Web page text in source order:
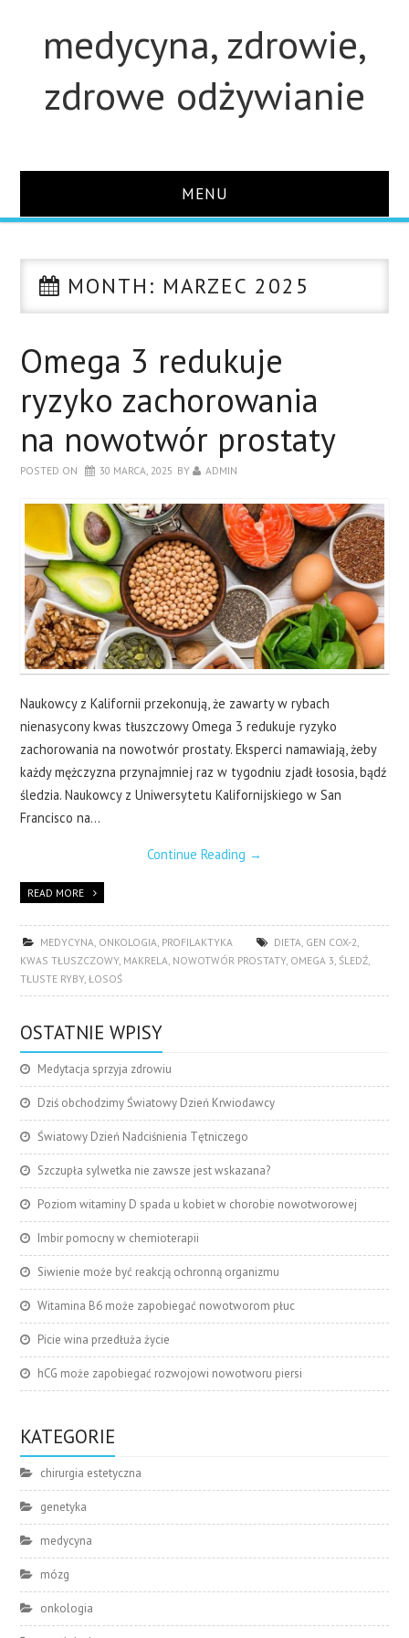
medycyna, zdrowie,
zdrowe odżywianie
MENU
STUDIA
KONTAKT
MONTH: MARZEC 2025
Omega 3 redukuje
ryzyko zachorowania
na nowotwór prostaty
POSTED ON 30 MARCA, 2025 BY ADMIN
Naukowcy z Kalifornii przekonują, że zawarty w rybach
nienasycony kwas tłuszczowy Omega 3 redukuje ryzyko
zachorowania na nowotwór prostaty. Eksperci namawiają, żeby
każdy mężczyzna przynajmniej raz w tygodniu zjadł łososia, bądź
śledzia. Naukowcy z Uniwersytetu Kalifornijskiego w San
Francisco na…
Continue Reading →
READ MORE
MEDYCYNA, ONKOLOGIA, PROFILAKTYKA DIETA, GEN COX-2,
KWAS TŁUSZCZOWY, MAKRELA, NOWOTWÓR PROSTATY, OMEGA 3,ŚLEDŹ,
TŁUSTE RYBY,ŁOSOŚ
OSTATNIE WPISY
Medytacja sprzyja zdrowiu
Dziś obchodzimy Światowy Dzień Krwiodawcy
Światowy Dzień Nadciśnienia Tętniczego
Szczupła sylwetka nie zawsze jest wskazana?
Poziom witaminy D spada u kobiet w chorobie nowotworowej
Imbir pomocny w chemioterapii
Siwienie może być reakcją ochronną organizmu
Witamina B6 może zapobiegać nowotworom płuc
Picie wina przedłuża życie
hCG może zapobiegać rozwojowi nowotworu piersi
KATEGORIE
chirurgia estetyczna
genetyka
medycyna
mózg
onkologia